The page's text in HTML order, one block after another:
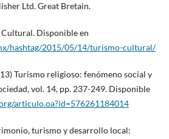
Ltd. Great Bretain.
Cultural. Disponible en
hashtag/2015/05/14/turismo-cultural/
Turismo religioso: fenómeno social y
vol. 14, pp. 237-249. Disponible
articulo.oa?id=576261184014
turismo y desarrollo local: